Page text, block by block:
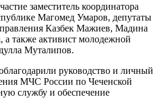
заместитель координатора
Магомед Умаров, депутаты
Казбек Мажиев, Мадина
а также активист молодежной
Муталипов.
руководство и личный
МЧС России по Чеченской
службу и обеспечение